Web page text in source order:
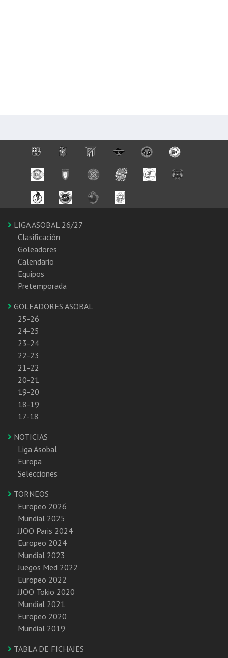
LIGA ASOBAL 26/27
Clasificación
Goleadores
Calendario
Equipos
Pretemporada
GOLEADORES ASOBAL
25-26
24-25
23-24
22-23
21-22
20-21
19-20
18-19
17-18
NOTICIAS
Liga Asobal
Europa
Selecciones
TORNEOS
Europeo 2026
Mundial 2025
JJOO Paris 2024
Europeo 2024
Mundial 2023
Juegos Med 2022
Europeo 2022
JJOO Tokio 2020
Mundial 2021
Europeo 2020
Mundial 2019
TABLA DE FICHAJES